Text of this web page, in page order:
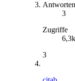
Antworten
3
Zugriffe
6,3k
3